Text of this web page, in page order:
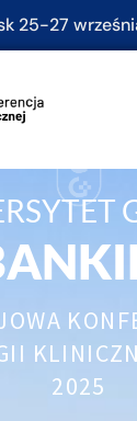
25-27
2025